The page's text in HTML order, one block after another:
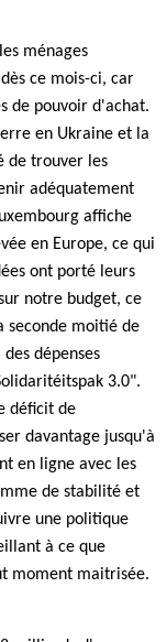
ménages
ce mois-ci, car
de pouvoir d'achat.
en Ukraine et la
de trouver les
adéquatement
affiche
en Europe, ce qui
ont porté leurs
notre budget, ce
seconde moitié de
dépenses
3.0".
déficit de
davantage jusqu'à
en ligne avec les
de stabilité et
une politique
à ce que
moment maitrisée.